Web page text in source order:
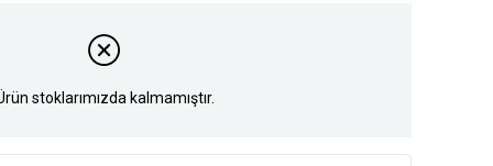
stoklarımızda kalmamıştır.